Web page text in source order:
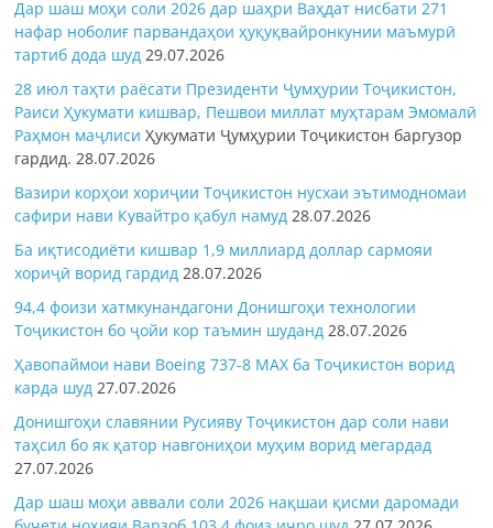
Дар шаш моҳи соли 2026 дар шаҳри Ваҳдат нисбати 271
нафар ноболиғ парвандаҳои ҳуқуқвайронкунии маъмурӣ
тартиб дода шуд 29.07.2026
28 июл таҳти раёсати Президенти Ҷумҳурии Тоҷикистон,
Раиси Ҳукумати кишвар, Пешвои миллат муҳтарам Эмомалӣ
Раҳмон маҷлисиҲукумати Ҷумҳурии Тоҷикистон баргузор
гардид.28.07.2026
Вазири корҳои хориҷии Тоҷикистон нусхаи эътимодномаи
сафири нави Кувайтро қабул намуд 28.07.2026
Ба иқтисодиёти кишвар 1,9 миллиард доллар сармояи
хориҷӣ ворид гардид 28.07.2026
94,4 фоизи хатмкунандагони Донишгоҳи технологии
Тоҷикистон бо ҷойи кор таъмин шуданд 28.07.2026
Ҳавопаймои нави Boeing 737-8 MAX ба Тоҷикистон ворид
карда шуд 27.07.2026
Донишгоҳи славянии Русияву Тоҷикистон дар соли нави
таҳсил бо як қатор навгониҳои муҳим ворид мегардад
27.07.2026
Дар шаш моҳи аввали соли 2026 нақшаи қисми даромади